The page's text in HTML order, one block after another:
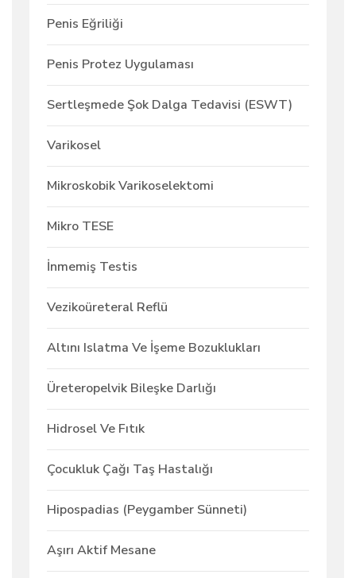
Penis Eğriliği
Penis Protez Uygulaması
Sertleşmede Şok Dalga Tedavisi (ESWT)
Varikosel
Mikroskobik Varikoselektomi
Mikro TESE
İnmemiş Testis
Vezikoüreteral Reflü
Altını Islatma Ve İşeme Bozuklukları
Üreteropelvik Bileşke Darlığı
Hidrosel Ve Fıtık
Çocukluk Çağı Taş Hastalığı
Hipospadias (Peygamber Sünneti)
Aşırı Aktif Mesane